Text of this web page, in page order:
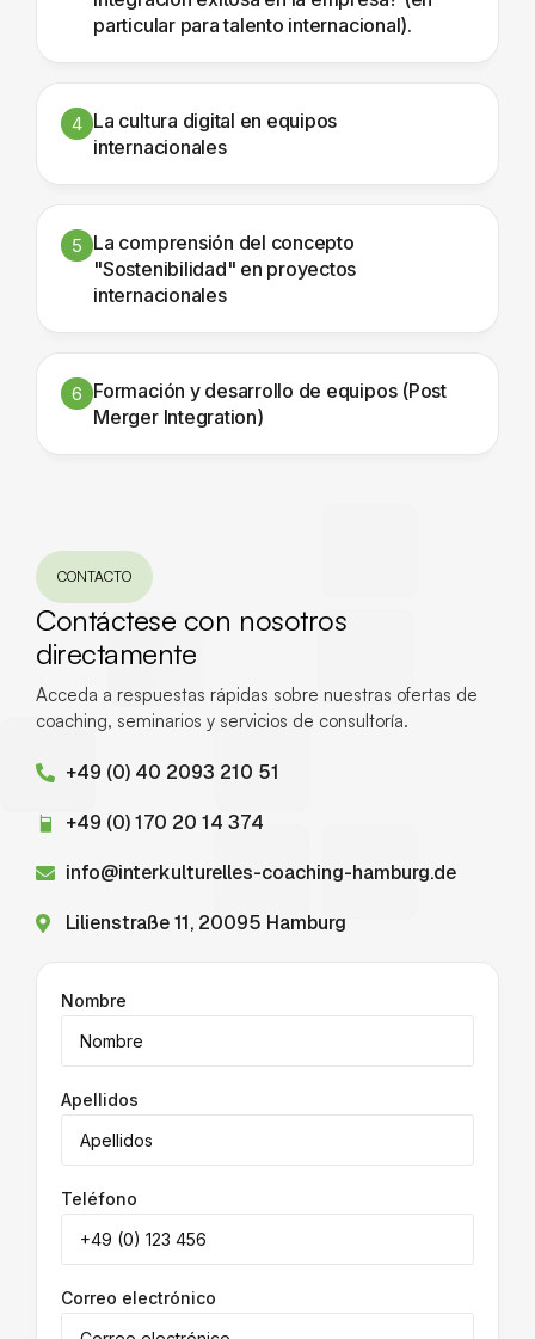
particular para talento internacional).
4 La cultura digital en equipos
internacionales
5 La comprensión del concepto
"Sostenibilidad" en proyectos
internacionales
6 Formación y desarrollo de equipos (Post
Merger Integration)
CONTACTO
Contáctese con nosotros
directamente
Acceda a respuestas rápidas sobre nuestras ofertas de
coaching, seminarios y servicios de consultoría.
+49 (0) 40 2093 210 51
+49 (0) 170 20 14 374
info@interkulturelles-coaching-hamburg.de
Lilienstraße 11, 20095 Hamburg
Nombre
Apellidos
Teléfono
Correo electrónico